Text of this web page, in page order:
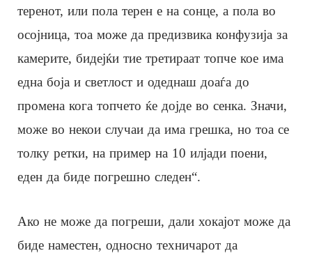
теренот, или пола терен е на сонце, а пола во
осојница, тоа може да предизвика конфузија за
камерите, бидејќи тие третираат топче кое има
една боја и светлост и одеднаш доаѓа до
промена кога топчето ќе дојде во сенка. Значи,
може во некои случаи да има грешка, но тоа се
толку ретки, на пример на 10 илјади поени,
еден да биде погрешно следен“.
Ако не може да погреши, дали хокајот може да
биде наместен, односно техничарот да